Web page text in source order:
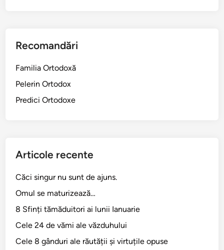
Recomandări
Familia Ortodoxă
Pelerin Ortodox
Predici Ortodoxe
Articole recente
Căci singur nu sunt de ajuns.
Omul se maturizează…
8 Sfinți tămăduitori ai lunii Ianuarie
Cele 24 de vămi ale văzduhului
Cele 8 gânduri ale răutății și virtuțile opuse